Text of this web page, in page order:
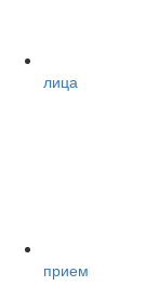
лица
прием